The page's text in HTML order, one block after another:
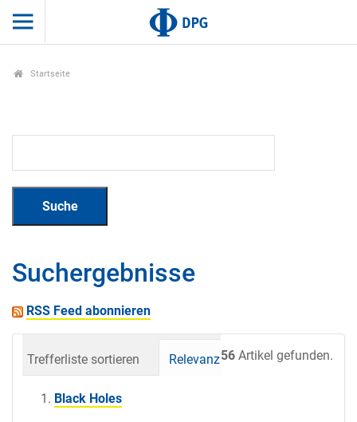
Startseite
Suchergebnisse
RSS Feed abonnieren
56 Artikel gefunden.
Trefferliste sortieren Relevanz Datum
Black Holes